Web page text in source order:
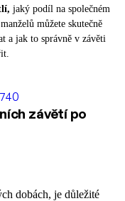
jaký podíl na společném
můžete skutečně
a jak to správně v závěti
závětí po
dobách, je důležité